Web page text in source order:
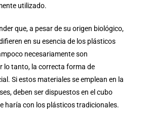
utilizado.
que, a pesar de su origen biológico,
en su esencia de los plásticos
necesariamente son
lo tanto, la correcta forma de
Si estos materiales se emplean en la
deben ser dispuestos en el cubo
haría con los plásticos tradicionales.